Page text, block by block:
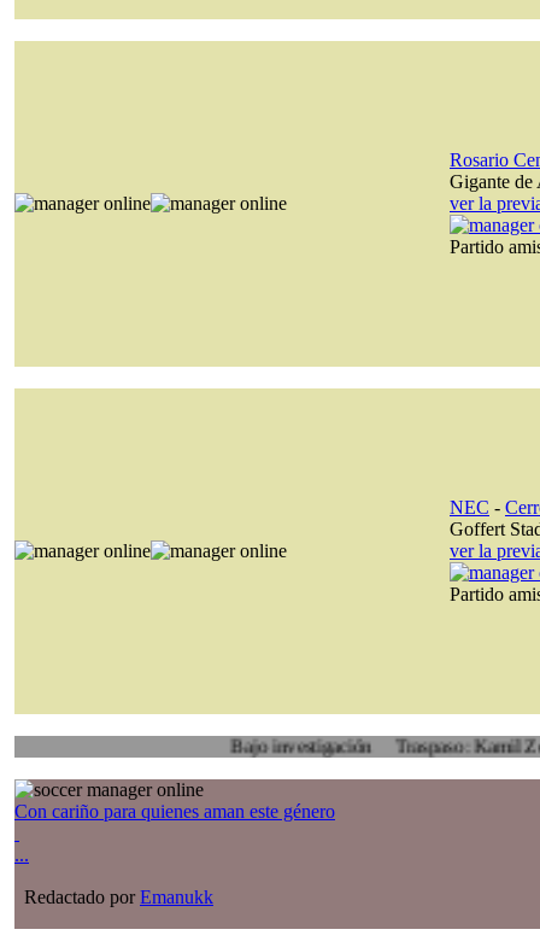
Rosario
Gigante
ver la
Partido
NEC -
Goffert
ver la
Partido
Bajo investigación Traspaso: Kamil Zoidl,
Con cariño para quienes aman este género
...
Redactado porEmanukk